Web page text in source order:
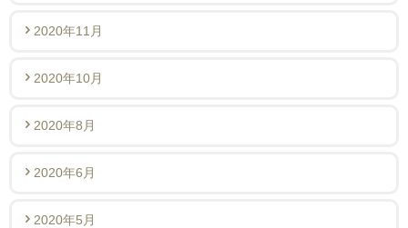
2020年11月
2020年10月
2020年8月
2020年6月
2020年5月